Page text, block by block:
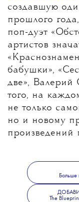
создавшую
прошлого
поп-дуэт
артистов
бабушки»,
две»,
того, на
не только
но и новому
произведений
композитора
исполнилось
Больше
The